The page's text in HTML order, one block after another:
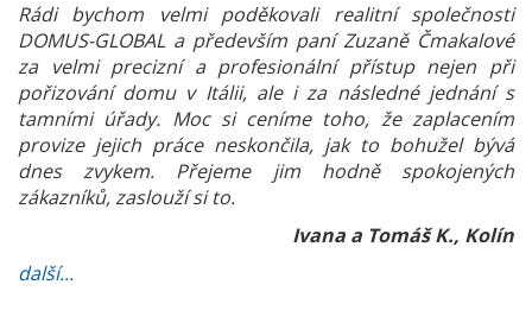
Rádi bychom velmi poděkovali realitní společnosti
DOMUS-GLOBAL a především paní Zuzaně Čmakalové
za velmi precizní a profesionální přístup nejen při
pořizování domu v Itálii, ale i za následné jednání s
tamními úřady. Moc si ceníme toho, že zaplacením
provize jejich práce neskončila, jak to bohužel bývá
dnes zvykem. Přejeme jim hodně spokojených
zákazníků, zaslouží si to.
Ivana a Tomáš K., Kolín
další...